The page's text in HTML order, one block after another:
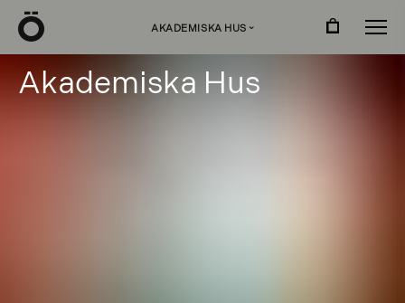
AKADEMISKA HUS ›
Akademiska Hus
Ö